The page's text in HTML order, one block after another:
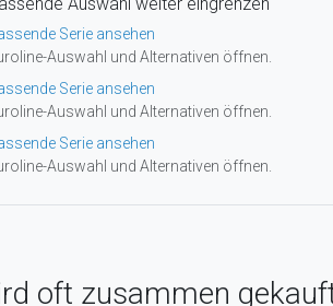
Serie ansehen
Auswahl und Alternativen öffnen.
Serie ansehen
Auswahl und Alternativen öffnen.
Serie ansehen
Auswahl und Alternativen öffnen.
oft zusammen